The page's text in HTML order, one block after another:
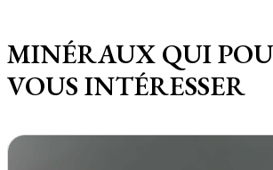
MINÉRAUX QUI
VOUS INTÉRESSER